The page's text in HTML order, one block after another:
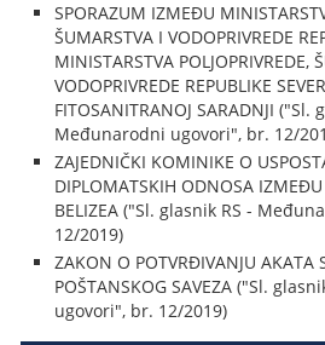
SPORAZUM IZMEĐU
ŠUMARSTVA I VODOPRIVREDE
MINISTARSTVA POLJOPRIVREDE,
VODOPRIVREDE REPUBLIKE
FITOSANITRANOJ SARADNJI ("Sl.
Međunarodni ugovori", br. 12/
ZAJEDNIČKI KOMINIKE O
DIPLOMATSKIH ODNOSA IZMEĐU
BELIZEA ("Sl. glasnik RS -
12/2019)
ZAKON O POTVRĐIVANJU AKATA
POŠTANSKOG SAVEZA ("Sl.
ugovori", br. 12/2019)